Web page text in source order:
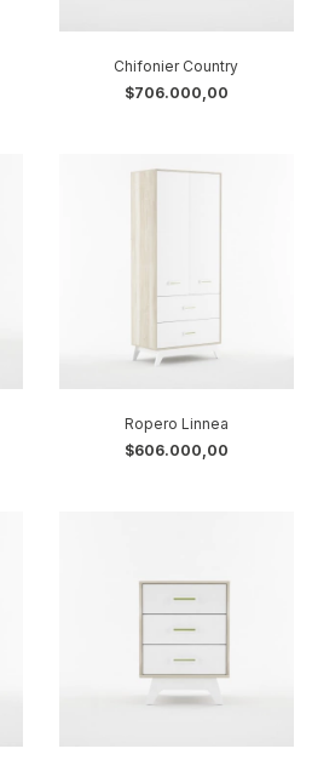
Chifonier Country
$706.000,00
Ropero Linnea
$606.000,00